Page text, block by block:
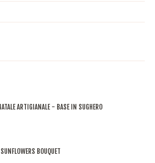
ARTIGIANALE - BASE IN SUGHERO
BOUQUET